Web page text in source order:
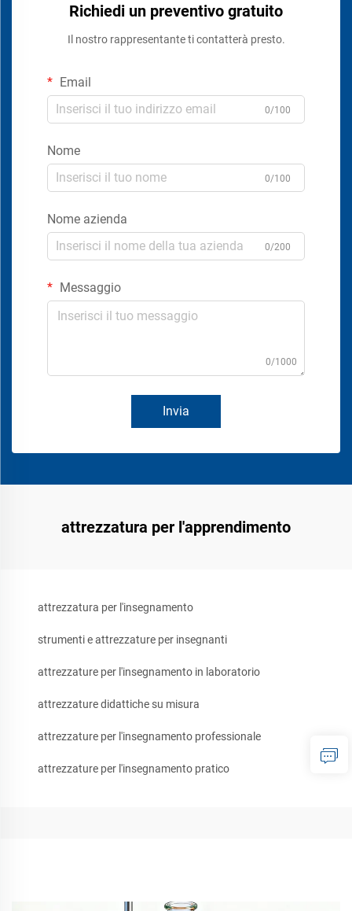
Richiedi un preventivo gratuito
Il nostro rappresentante ti contatterà presto.
Email
0/100
Nome
0/100
Nome azienda
0/200
Messaggio
0/1000
Invia
attrezzatura per l'apprendimento
attrezzatura per l'insegnamento
strumenti e attrezzature per insegnanti
attrezzature per l'insegnamento in laboratorio
attrezzature didattiche su misura
attrezzature per l'insegnamento professionale
attrezzature per l'insegnamento pratico